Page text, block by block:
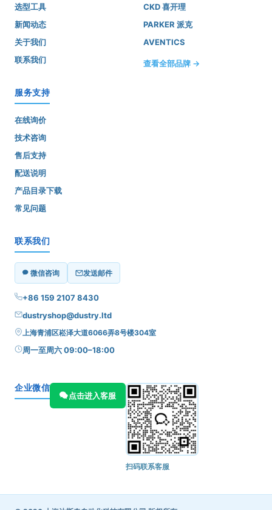
选型工具
新闻动态
关于我们
联系我们
CKD 喜开理
PARKER 派克
AVENTICS
查看全部品牌 →
服务支持
在线询价
技术咨询
售后支持
配送说明
产品目录下载
常见问题
联系我们
微信咨询 发送邮件
+86 159 2107 8430
dustryshop@dustry.ltd
上海青浦区崧泽大道6066弄8号楼304室
周一至周六 09:00–18:00
企业微信
点击进入客服
扫码联系客服